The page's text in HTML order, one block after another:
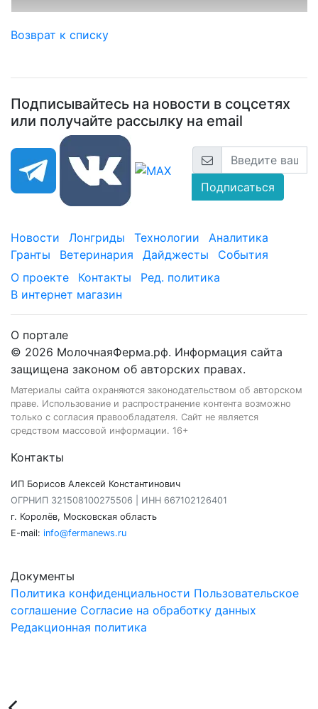
Возврат к списку
Подписывайтесь на новости в соцсетях
или получайте рассылку на email
Подписаться
Новости Лонгриды Технологии
Аналитика
Гранты
Ветеринария Дайджесты
События
О проекте
Контакты
Ред. политика
В интернет магазин
О портале
© 2026 МолочнаяФерма.рф. Информация сайта
защищена законом об авторских правах.
Материалы сайта охраняются законодательством об авторском
праве. Использование и распространение контента возможно
только с согласия правообладателя. Сайт не является
средством массовой информации. 16+
Контакты
ИП Борисов Алексей Константинович
ОГРНИП 321508100275506 | ИНН 667102126401
г. Королёв, Московская область
E-mail: info@fermanews.ru
Документы
Политика конфиденциальности Пользовательское
соглашение Согласие на обработку данных
Редакционная политика